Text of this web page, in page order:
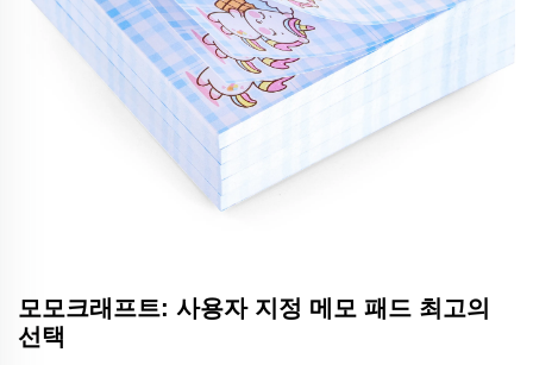
모모크래프트: 사용자 지정 메모 패드 최고의
선택